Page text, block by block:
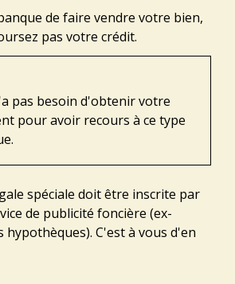
de faire vendre votre bien,
pas votre crédit.
pas besoin d'obtenir votre
pour avoir recours à ce type
spéciale doit être inscrite par
de publicité foncière (ex-
hypothèques). C'est à vous d'en